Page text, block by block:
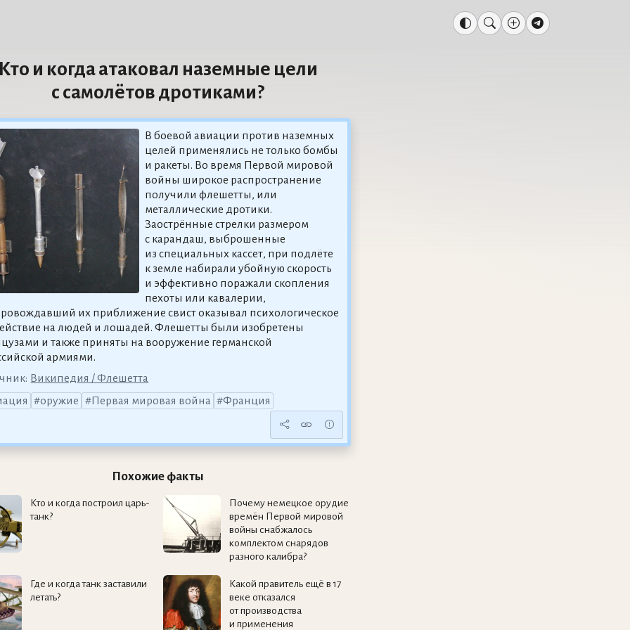
и когда атаковал наземные цели
с самолётов дротиками?
В боевой авиации против наземных
целей применялись не только бомбы
и ракеты. Во время Первой мировой
войны широкое распространение
получили флешетты, или
металлические дротики.
Заострённые стрелки размером
с карандаш, выброшенные
из специальных кассет, при подлёте
к земле набирали убойную скорость
и эффективно поражали скопления
пехоты или кавалерии,
их приближение свист оказывал психологическое
на людей и лошадей. Флешетты были изобретены
и также приняты на вооружение германской
армиями.
Википедия / Флешетта
оружие Первая мировая война Франция
Похожие факты
Кто и когда построил царь-
танк?
Почему немецкое орудие
времён Первой мировой
войны снабжалось
комплектом снарядов
разного калибра?
Где и когда танк заставили
летать?
Какой правитель ещё в 17
веке отказался
от производства
и применения